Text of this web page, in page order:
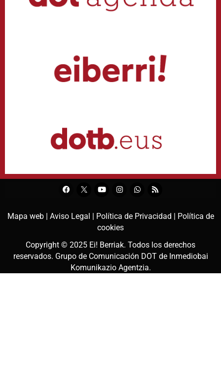
Mapa web | Aviso Legal | Política de Privacidad | Política de
cookies
Copyright © 2025 Ei! Berriak. Todos los derechos
reservados. Grupo de Comunicación DOT de Inmediobai
Komunikazio Agentzia.